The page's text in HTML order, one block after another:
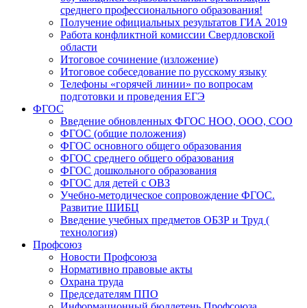
среднего профессионального образования!
Получение официальных результатов ГИА 2019
Работа конфликтной комиссии Свердловской
области
Итоговое сочинение (изложение)
Итоговое собеседование по русскому языку
Телефоны «горячей линии» по вопросам
подготовки и проведения ЕГЭ
ФГОС
Введение обновленных ФГОС НОО, ООО, СОО
ФГОС (общие положения)
ФГОС основного общего образования
ФГОС среднего общего образования
ФГОС дошкольного образования
ФГОС для детей с ОВЗ
Учебно-методическое сопровождение ФГОС.
Развитие ШИБЦ
Введение учебных предметов ОБЗР и Труд (
технология)
Профсоюз
Новости Профсоюза
Нормативно правовые акты
Охрана труда
Председателям ППО